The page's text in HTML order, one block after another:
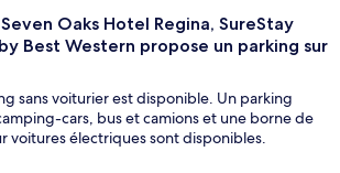
Oaks Hotel Regina, SureStay
Best Western propose un parking sur
sans voiturier est disponible. Un parking
cars, bus et camions et une borne de
voitures électriques sont disponibles.